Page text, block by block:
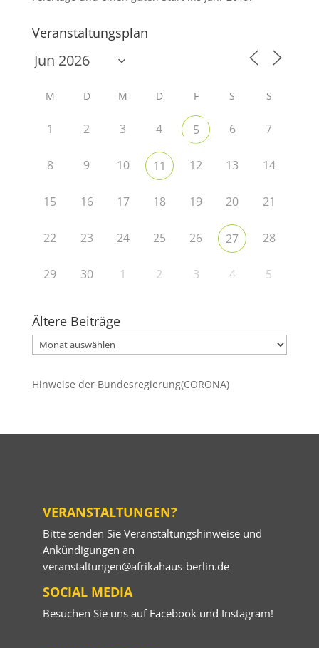
Veranstaltungsplan
M D M D F S S
1 2 3 4 5 6 7
8 9 10 11 12 13 14
15 16 17 18 19 20 21
22 23 24 25 26 27 28
29 30 1 2 3 4 5
Ältere Beiträge
Ältere
Beiträge
Hinweise der Bundesregierung(CORONA)
VERANSTALTUNGEN?
Bitte senden Sie Veranstaltungshinweise und
Ankündigungen an
veranstaltungen@afrikahaus-berlin.de
SOCIAL MEDIA
Besuchen Sie uns auf Facebookund Instagram!